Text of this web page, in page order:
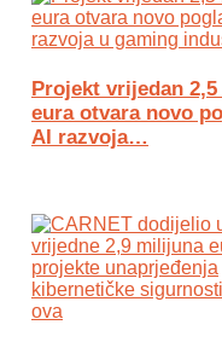
Projekt vrijedan
eura otvara novo
AI razvoja…